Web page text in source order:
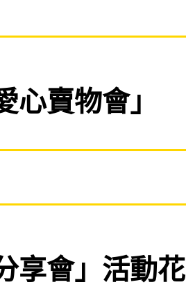
賣物會」
享會」活動花